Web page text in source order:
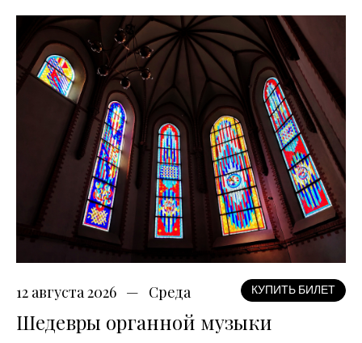
12 августа 2026 Среда КУПИТЬ БИЛЕТ
Шедевры органной музыки